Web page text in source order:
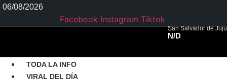
Ir
contenido
06/08/2026
Facebook Instagram Tiktok
San Salvador de
N/D
TODA LA INFO
VIRAL DEL DÍA